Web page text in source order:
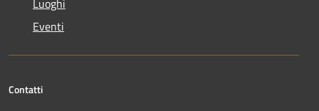
Luoghi
Eventi
Contatti